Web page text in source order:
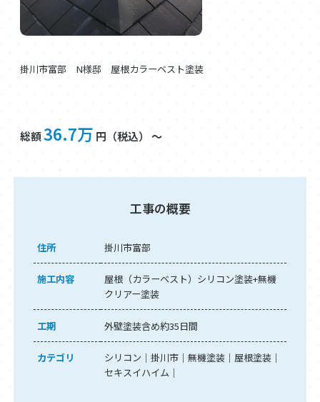
掛川市富部 N様邸 屋根カラーベスト塗装
総額36.7万 円（税込） ～
工事の概要
住所 掛川市富部
施工内容
屋根（カラーベスト）シリコン塗装+無機
クリアー塗装
工期 外壁塗装含め約35日間
カテゴリ シリコン 掛川市 無機塗装
屋根塗装
セキスイハイム